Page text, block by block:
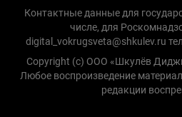
Контактные данные для
числе, для
digital_vokrugsveta@shkulev.ru
Copyright (с) ООО «Шкулёв
Любое воспроизведение
редакции